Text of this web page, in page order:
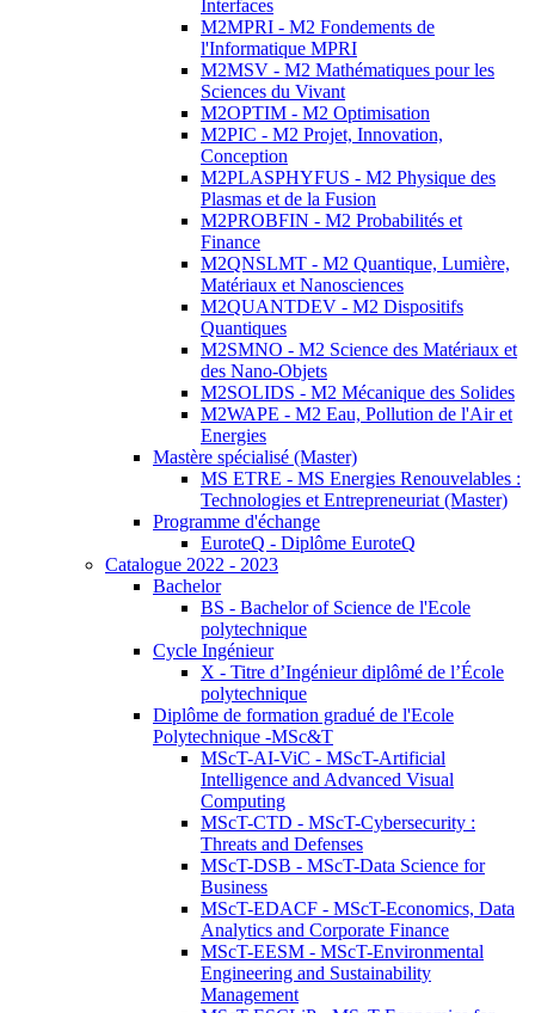
Interfaces
M2MPRI - M2 Fondements de
l'Informatique MPRI
M2MSV - M2 Mathématiques pour les
Sciences du Vivant
M2OPTIM - M2 Optimisation
M2PIC - M2 Projet, Innovation,
Conception
M2PLASPHYFUS - M2 Physique des
Plasmas et de la Fusion
M2PROBFIN - M2 Probabilités et
Finance
M2QNSLMT - M2 Quantique, Lumière,
Matériaux et Nanosciences
M2QUANTDEV - M2 Dispositifs
Quantiques
M2SMNO - M2 Science des Matériaux et
des Nano-Objets
M2SOLIDS - M2 Mécanique des Solides
M2WAPE - M2 Eau, Pollution de l'Air et
Energies
Mastère spécialisé (Master)
MS ETRE - MS Energies Renouvelables :
Technologies et Entrepreneuriat (Master)
Programme d'échange
EuroteQ - Diplôme EuroteQ
Catalogue 2022 - 2023
Bachelor
BS - Bachelor of Science de l'Ecole
polytechnique
Cycle Ingénieur
X - Titre d’Ingénieur diplômé de l’École
polytechnique
Diplôme de formation gradué de l'Ecole
Polytechnique -MSc&T
MScT-AI-ViC - MScT-Artificial
Intelligence and Advanced Visual
Computing
MScT-CTD - MScT-Cybersecurity :
Threats and Defenses
MScT-DSB - MScT-Data Science for
Business
MScT-EDACF - MScT-Economics, Data
Analytics and Corporate Finance
MScT-EESM - MScT-Environmental
Engineering and Sustainability
Management